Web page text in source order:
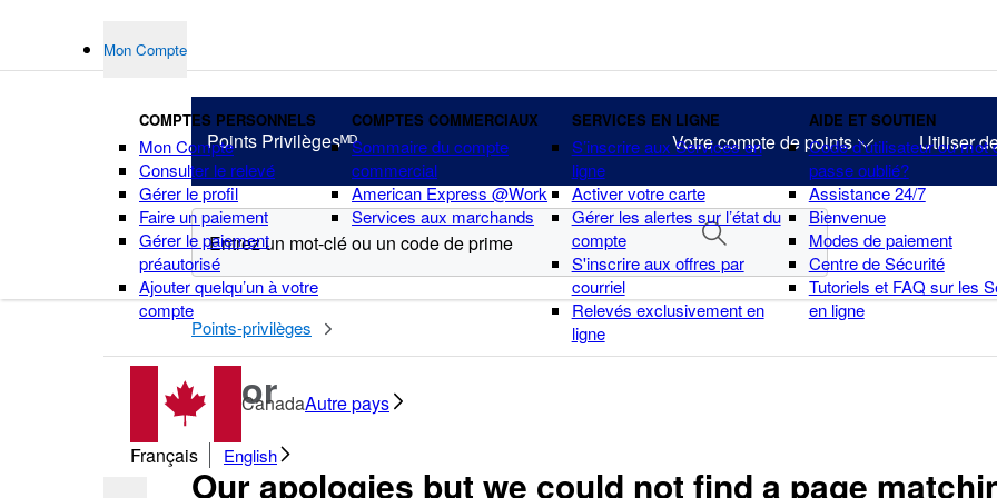
Mon Compte
COMPTES PERSONNELS
Mon Compte
Consulter le relevé
Gérer le profil
Faire un paiement
Gérer le paiement
préautorisé
Ajouter quelqu’un à votre
compte
COMPTES COMMERCIAUX
Sommaire du compte
commercial
American Express @Work
Services aux marchands
SERVICES EN LIGNE
S’inscrire aux Services en
ligne
Activer votre carte
Gérer les alertes sur l’état du
compte
S'inscrire aux offres par
courriel
Relevés exclusivement en
ligne
AIDE ET SOUTIEN
Code d’utilisateur ou mot
passe oublié?
Assistance 24/7
Bienvenue
Modes de paiement
Centre de Sécurité
Tutoriels et FAQ sur les
en ligne
CanadaAutre pays
Français English
Points Privilègesᴹᴰ Votre compte de points Utiliser
points
Points-privilèges
Error
Our apologies but we could not find a page